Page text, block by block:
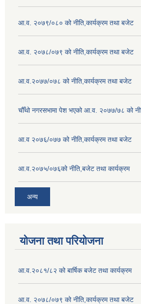
आ.व. २०७९/०८० को नीति,कार्यक्रम तथा बजेट
आ.व. २०७८/०७९ को नीति,कार्यक्रम तथा बजेट
आ.व.२०७७/०७८ को नीति,कार्यक्रम तथा बजेट
चौँथो नगरसभामा पेश भएको आ.व. २०७७/७८ को
आ.व २०७६/०७७ को नीति,कार्यक्रम तथा बजेट
आ.व.२०७५/०७६को नीति,बजेट तथा कार्यक्रम
अन्य
योजना तथा परियोजना
आ.व.२०८१/८२ को बार्षिक बजेट तथा कार्यक्रम
आ.व. २०७८/०७९ को नीति,कार्यक्रम तथा बजेट